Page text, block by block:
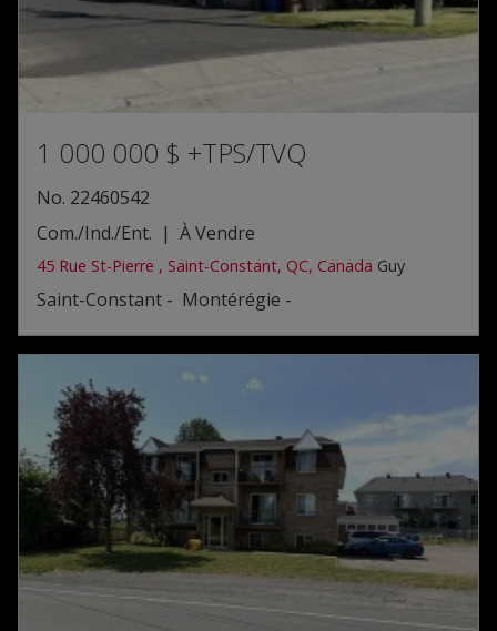
1 000 000 $ +TPS/TVQ
No. 22460542
Com./Ind./Ent. | À Vendre
45 Rue St-Pierre , Saint-Constant, QC, Canada Guy
Saint-Constant - Montérégie -